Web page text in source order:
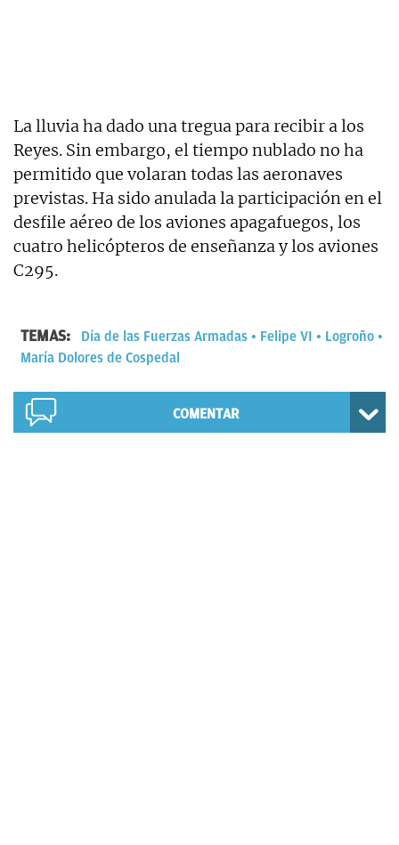
La lluvia ha dado una tregua para recibir a los
Reyes. Sin embargo, el tiempo nublado no ha
permitido que volaran todas las aeronaves
previstas. Ha sido anulada la participación en el
desfile aéreo de los aviones apagafuegos, los
cuatro helicópteros de enseñanza y los aviones
C295.
TEMAS: Día de las Fuerzas Armadas Felipe VI
Logroño
María Dolores de Cospedal
COMENTAR